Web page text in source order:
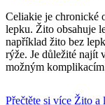
Celiakie je chronické
lepku. Žito obsahuje
například žito bez
rýže. Je důležité najít
možným
Přečtěte si více Žito a